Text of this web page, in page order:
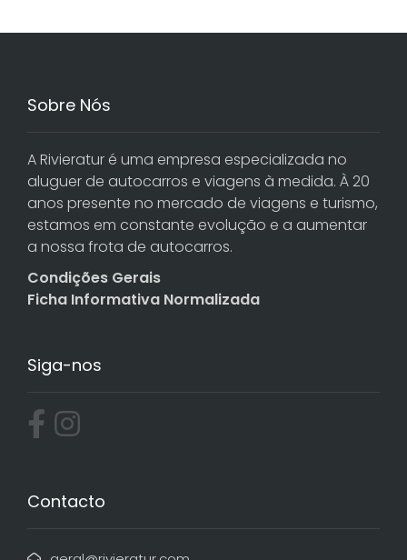
Sobre Nós
A Rivieratur é uma empresa especializada no
aluguer de autocarros e viagens à medida. À 20
anos presente no mercado de viagens e turismo,
estamos em constante evolução e a aumentar
a nossa frota de autocarros.
Condições Gerais
Ficha Informativa Normalizada
Siga-nos
Contacto